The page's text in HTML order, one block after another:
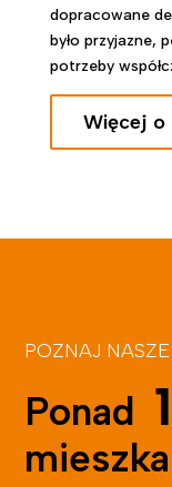
dopracowane
było przyjazne,
potrzeby
Więcej o
POZNAJ
Ponad